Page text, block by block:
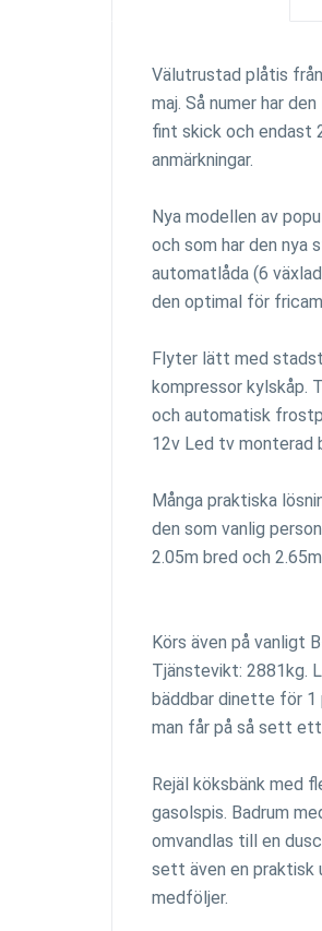
Välutrustad plåtis
maj. Så numer har
fint skick och endast
anmärkningar.
Nya modellen av
och som har den nya
automatlåda (6
den optimal för
Flyter lätt med
kompressor kylskåp.
och automatisk
12v Led tv monterad
Många praktiska
den som vanlig
2.05m bred och
Körs även på vanligt
Tjänstevikt: 2881kg.
bäddbar dinette för 1
man får på så sett
Rejäl köksbänk med
gasolspis. Badrum
omvandlas till en
sett även en praktisk
medföljer.